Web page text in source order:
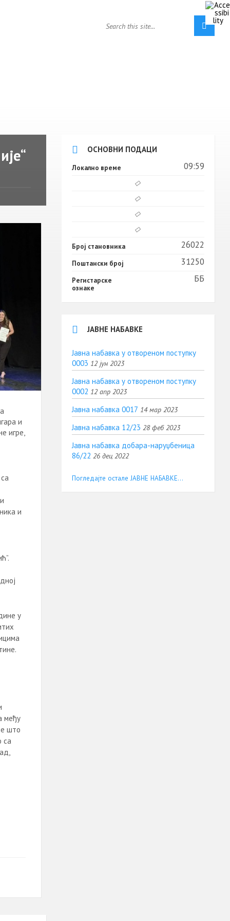
и
игре,
и
у
међу
што
са
ОСНОВНИ ПОДАЦИ
Локално време 09:59
Број становника 26022
Поштански број 31250
Регистарске
ознаке
ББ
ЈАВНЕ НАБАВКЕ
Јавна набавка у отвореном поступку
0003 12 јун 2023
Јавна набавка у отвореном поступку
0002 12 апр 2023
Јавна набавка 0017 14 мар 2023
Јавна набавка 12/23 28 феб 2023
Јавна набавка добара-наруџбеница
86/22 26 дец 2022
Погледајте остале ЈАВНЕ НАБАВКЕ...